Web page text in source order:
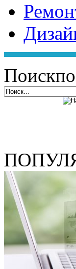
Поиск